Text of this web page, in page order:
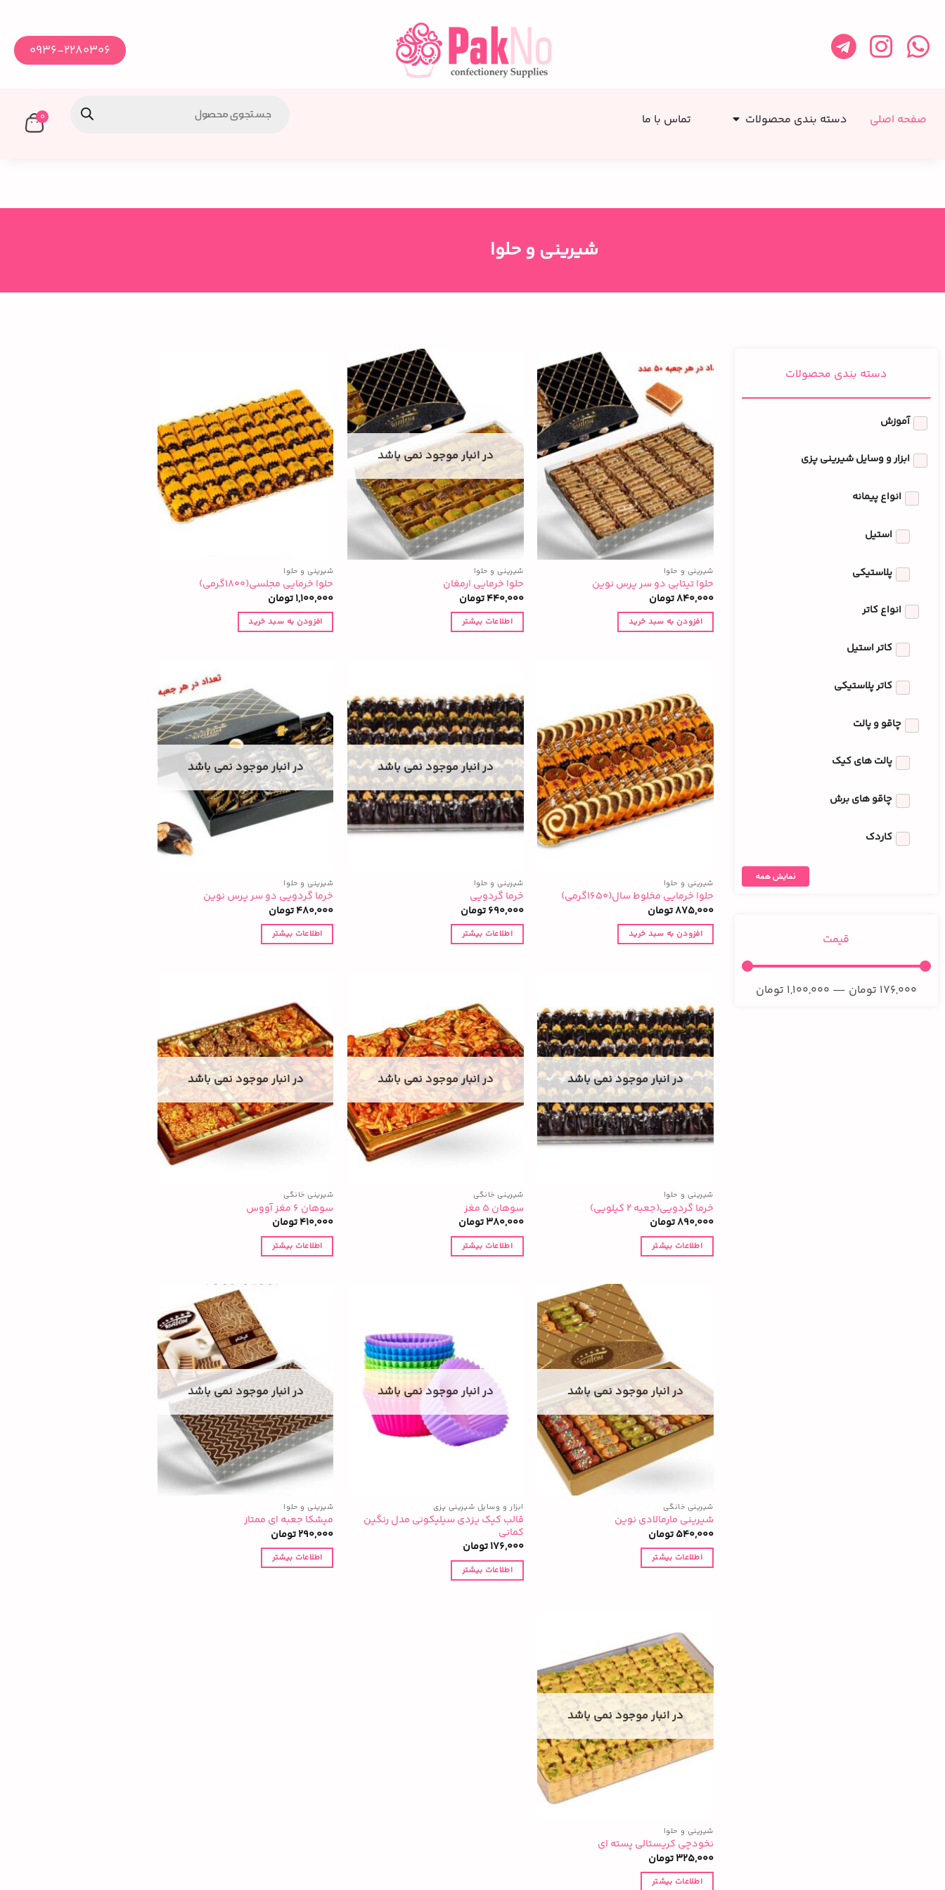
0936-2280306
صفحه اصلی دسته بندی محصولات تماس با ما 0
شیرینی و حلوا
دسته بندی محصولات
آموزش
ابزار و وسایل شیرینی پزی
انواع پیمانه
استیل
پلاستیکی
انواع کاتر
کاتر استیل
کاتر پلاستیکی
چاقو و پالت
پالت های کیک
چاقو های برش
کاردک
نمایش همه
قیمت
176,000 تومان —
1,100,000 تومان
شیرینی و حلوا
حلوا تیتابی دو سر پرس نوین
840,000تومان
افزودن به سبد خرید
در انبار موجود نمی باشد
شیرینی و حلوا
حلوا خرمایی ارمغان
440,000تومان
اطلاعات بیشتر
شیرینی و حلوا
حلوا خرمایی مجلسی(۱۸۰۰گرمی)
1,100,000تومان
افزودن به سبد خرید
شیرینی و حلوا
حلوا خرمایی مخلوط سال(۱۶۵۰گرمی)
875,000تومان
افزودن به سبد خرید
در انبار موجود نمی باشد
شیرینی و حلوا
خرما گردویی
690,000تومان
اطلاعات بیشتر
در انبار موجود نمی باشد
شیرینی و حلوا
خرما گردویی دو سر پرس نوین
480,000تومان
اطلاعات بیشتر
در انبار موجود نمی باشد
شیرینی و حلوا
خرما گردویی(جعبه ۲ کیلویی)
890,000تومان
اطلاعات بیشتر
در انبار موجود نمی باشد
شیرینی خانگی
سوهان ۵ مغز
380,000تومان
اطلاعات بیشتر
در انبار موجود نمی باشد
شیرینی خانگی
سوهان ۶ مغز آووس
410,000تومان
اطلاعات بیشتر
در انبار موجود نمی باشد
شیرینی خانگی
شیرینی مارمالادی نوین
540,000تومان
اطلاعات بیشتر
در انبار موجود نمی باشد
ابزار و وسایل شیرینی پزی
قالب کیک یزدی سیلیکونی مدل رنگین
کمانی
176,000تومان
اطلاعات بیشتر
در انبار موجود نمی باشد
شیرینی و حلوا
میشکا جعبه ای ممتاز
290,000تومان
اطلاعات بیشتر
در انبار موجود نمی باشد
شیرینی و حلوا
نخودچی کریستالی پسته ای
325,000تومان
اطلاعات بیشتر